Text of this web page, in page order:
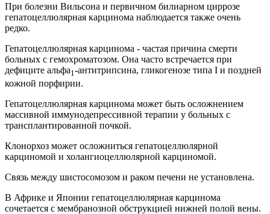
При болезни Вильсона и первичном билиарном циррозе
гепатоцеллюлярная карцинома наблюдается также очень
редко.
Гепатоцеллюлярная карцинома - частая причина смерти
больных с гемохроматозом. Она часто встречается при
дефиците альфа1 -антитрипсина, гликогенозе типа I и поздней
кожной порфирии.
Гепатоцеллюлярная карцинома может быть осложнением
массивной иммунодепрессивной терапии у больных с
трансплантированной почкой.
Клонорхоз может осложниться гепатоцеллюлярной
карциномой и холангиоцеллюлярной карциномой.
Связь между шистосомозом и раком печени не установлена.
В Африке и Японии гепатоцеллюлярная карцинома
сочетается с мембранозной обструкцией нижней полой вены.